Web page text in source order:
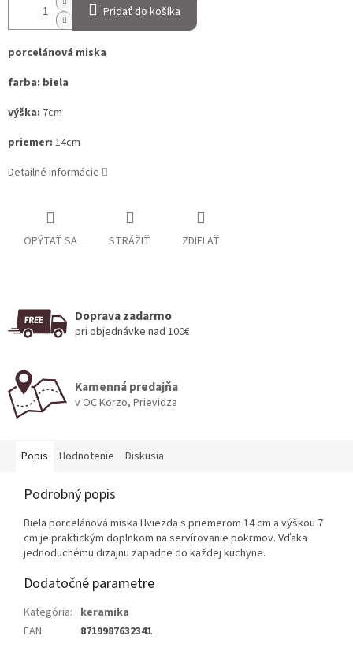
Pridať do košíka
porcelánová miska
farba: biela
výška: 7cm
priemer: 14cm
Detailné informácie
OPÝTAŤ SA STRÁŽIŤ ZDIEĽAŤ
Doprava zadarmo
pri objednávke nad 100€
Kamenná predajňa
v OC Korzo, Prievidza
Popis Hodnotenie Diskusia
Podrobný popis
Biela porcelánová miska Hviezda s priemerom 14 cm a výškou 7
cm je praktickým doplnkom na servírovanie pokrmov. Vďaka
jednoduchému dizajnu zapadne do každej kuchyne.
Dodatočné parametre
Kategória: keramika
EAN: 8719987632341